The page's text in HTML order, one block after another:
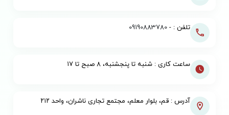
تلفن : -09190883780
ساعت کاری : شنبه تا پنجشنبه، ۸ صبح تا ۱۷
آدرس : قم، بلوار معلم، مجتمع تجاری ناشران، واحد ۲۱۲